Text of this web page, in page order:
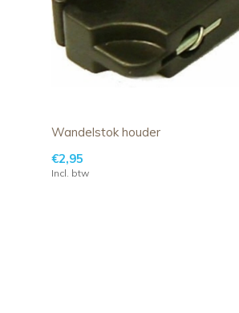
Wandelstok houder
€2,95
Incl. btw